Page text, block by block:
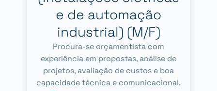
e de automação
industrial) (M/F)
Procura-se orçamentista com
experiência em propostas, análise de
projetos, avaliação de custos e boa
capacidade técnica e comunicacional.